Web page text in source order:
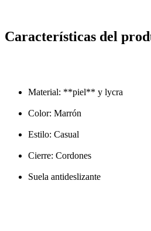
Características del
Material: **piel** y lycra
Color: Marrón
Estilo: Casual
Cierre: Cordones
Suela antideslizante